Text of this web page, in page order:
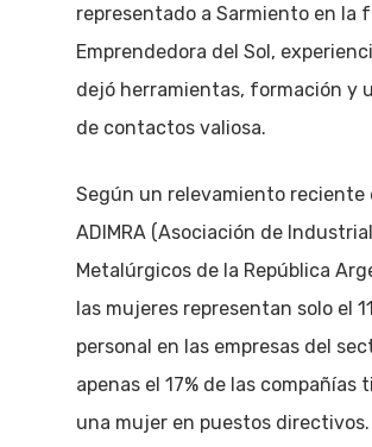
representado a Sarmiento en la
Emprendedora del Sol,
dejó herramientas, formación y
de contactos valiosa.
Según un relevamiento reciente
ADIMRA (Asociación de
Metalúrgicos de la República
las mujeres representan solo el
personal en las empresas del
apenas el 17% de las compañías
una mujer en puestos directivos.